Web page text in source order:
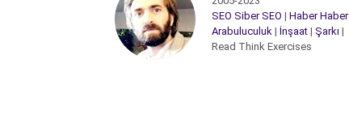
SEO Siber SEO | Haber Haber
Arabuluculuk | İnşaat | Şarkı |
Read Think Exercises